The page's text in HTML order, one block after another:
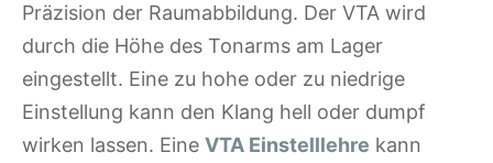
Präzision der Raumabbildung. Der VTA wird
durch die Höhe des Tonarms am Lager
eingestellt. Eine zu hohe oder zu niedrige
Einstellung kann den Klang hell oder dumpf
wirken lassen. Eine VTA Einstelllehre kann